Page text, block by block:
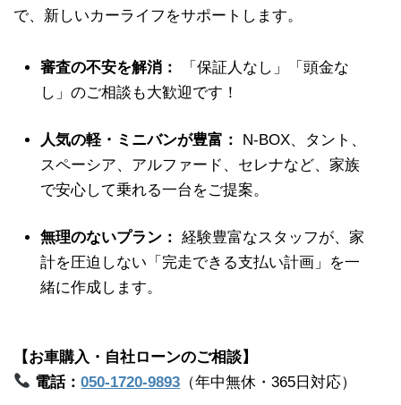
で、新しいカーライフをサポートします。
審査の不安を解消：
「保証人なし」「頭金な
し」のご相談も大歓迎です！
人気の軽・ミニバンが豊富：
N-BOX、タント、
スペーシア、アルファード、セレナなど、家族
で安心して乗れる一台をご提案。
無理のないプラン： 経験豊富なスタッフが、家
計を圧迫しない「完走できる支払い計画」を一
緒に作成します。
【お車購入・自社ローンのご相談】
電話：050-1720-9893 （年中無休・365日対応）